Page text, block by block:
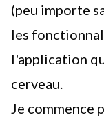
(peu importe
les
l'application
cerveau.
Je commence